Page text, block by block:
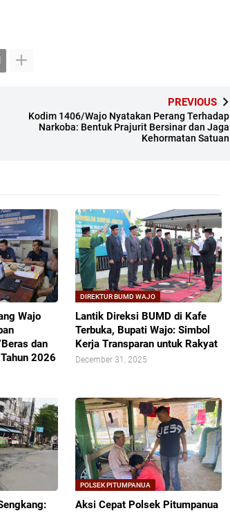
PREVIOUS
Kodim 1406/Wajo Nyatakan Perang Terhadap
Narkoba: Bentuk Prajurit Bersinar dan Jaga
Kehormatan Satuan
Wajo
dan
2026
DIREKTUR BUMD WAJO
Lantik Direksi BUMD di Kafe
Terbuka, Bupati Wajo: Simbol
Kerja Transparan untuk Rakyat
December 31, 2025
POLSEK PITUMPANUA
Aksi Cepat Polsek Pitumpanua